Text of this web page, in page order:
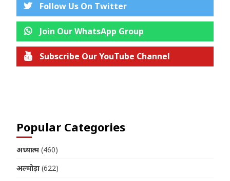
Follow Us On Twitter
Join Our WhatsApp Group
Subscribe Our YouTube Channel
Popular Categories
अध्यात्म (460)
अल्मोड़ा (622)